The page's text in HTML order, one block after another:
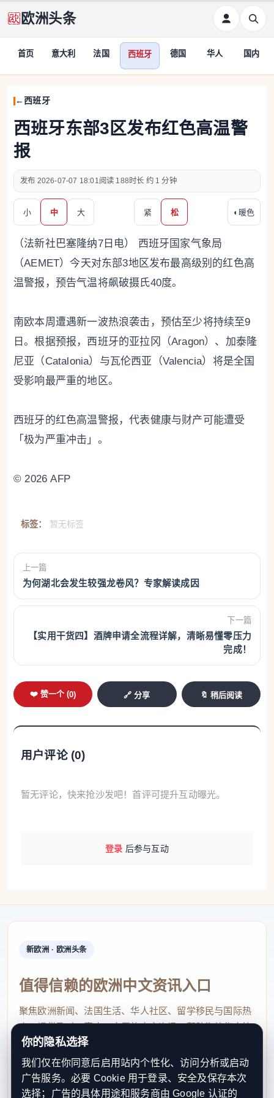
欧洲头条
首页 意大利 法国 西班牙 德国 华人 国内
西班牙
西班牙东部3区发布红色高温警
报
2026-07-07 18:01 188 约 1 分钟
小 中 大 紧 松 ◐ 暖色
（法新社巴塞隆纳7日电） 西班牙国家气象局
（AEMET）今天对东部3地区发布最高级别的红色高
温警报，预告气温将飙破摄氏40度。
南欧本周遭遇新一波热浪袭击，预估至少将持续至9
日。根据预报，西班牙的亚拉冈（Aragon）、加泰隆
尼亚（Catalonia）与瓦伦西亚（Valencia）将是全国
受影响最严重的地区。
西班牙的红色高温警报，代表健康与财产可能遭受
「极为严重冲击」。
© 2026 AFP
标签： 暂无标签
上一篇
为何湖北会发生较强龙卷风？专家解读成因
下一篇
【实用干货四】酒牌申请全流程详解，清晰易懂零压力
完成！
❤️ 赞一个 (0) 🔗 分享 🔖 稍后阅读
用户评论 (0)
暂无评论，快来抢沙发吧！首评可提升互动曝光。
登录 后参与互动
新欧洲 · 欧洲头条
值得信赖的欧洲中文资讯入口
聚焦欧洲新闻、法国生活、华人社区、留学移民与国际热
点，提供及时、真实、实用的中文资讯，帮助海外华人快
速了解欧洲动态。
contact@xinouzhou.com
服务支持、版权与合作：工作日优先处理站务、投稿与权
你的隐私选择
我们仅在你同意后启用站内个性化、访问分析或启动
广告服务。必要 Cookie 用于登录、安全及保存本次
选择；广告的具体用途和服务商由 Google 认证的